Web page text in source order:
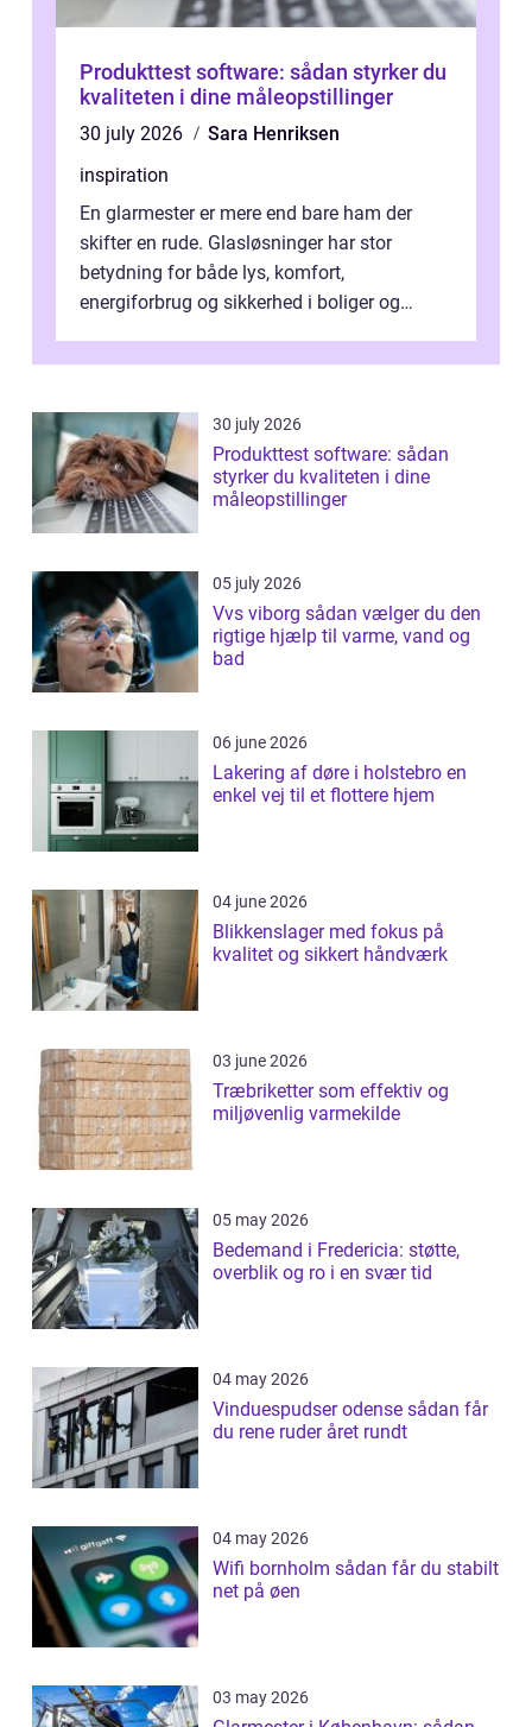
Produkttest software: sådan styrker du
kvaliteten i dine måleopstillinger
30 july 2026
Sara Henriksen
inspiration
En glarmester er mere end bare ham der
skifter en rude. Glasløsninger har stor
betydning for både lys, komfort,
energiforbrug og sikkerhed i boliger og
30 july 2026
Produkttest software: sådan
styrker du kvaliteten i dine
måleopstillinger
05 july 2026
Vvs viborg sådan vælger du den
rigtige hjælp til varme, vand og
bad
06 june 2026
Lakering af døre i holstebro en
enkel vej til et flottere hjem
04 june 2026
Blikkenslager med fokus på
kvalitet og sikkert håndværk
03 june 2026
Træbriketter som effektiv og
miljøvenlig varmekilde
05 may 2026
Bedemand i Fredericia: støtte,
overblik og ro i en svær tid
04 may 2026
Vinduespudser odense sådan får
du rene ruder året rundt
04 may 2026
Wifi bornholm sådan får du stabilt
net på øen
03 may 2026